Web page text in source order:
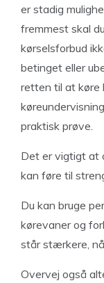
er stadig
fremmest skal
kørselsforbud
betinget eller
retten til at køre
praktisk prøve.
Det er vigtigt at
kan føre til
Du kan bruge
kørevaner og
står stærkere,
Overvej også